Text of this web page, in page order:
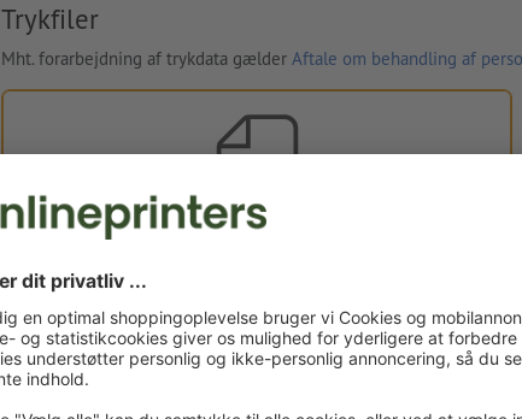
Trykfiler
Mht. forarbejdning af trykdata gælder Aftale om behandling af
Du kan uploade dine trykfiler før eller efter du afslutter
bestillingen.